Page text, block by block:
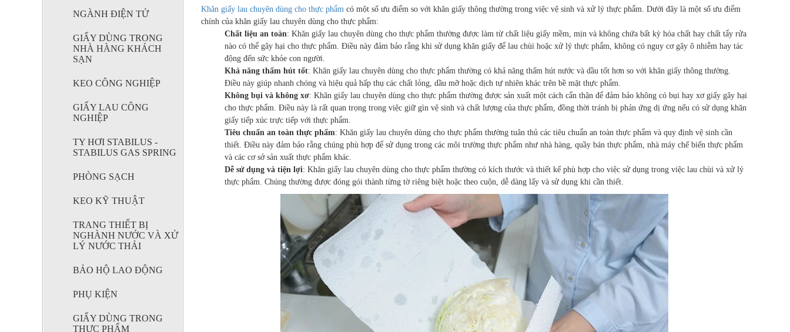
NGHÀNH NƯỚC
THẢI
TRONG THỰC
PHẨM
THỰC PHẨM
NGHIỆP
NGÀNH ĐIỆN TỬ
GIẤY DÙNG TRONG
NHÀ HÀNG KHÁCH
SẠN
KEO CÔNG NGHIỆP
GIẤY LAU CÔNG
NGHIỆP
TY HƠI STABILUS -
STABILUS GAS SPRING
PHÒNG SẠCH
KEO KỸ THUẬT
TRANG THIẾT BỊ
NGHÀNH NƯỚC VÀ XỬ
LÝ NƯỚC THẢI
BẢO HỘ LAO ĐỘNG
PHỤ KIỆN
GIẤY DÙNG TRONG
THỰC PHẨM
Khăn giấy lau chuyên dùng cho thực phẩm có một số ưu điểm so với khăn giấy thông thường trong việc vệ sinh và xử lý thực phẩm. Dưới đây là một số ưu điểm
chính của khăn giấy lau chuyên dùng cho thực phẩm:
Chất liệu an toàn: Khăn giấy lau chuyên dùng cho thực phẩm thường được làm từ chất liệu giấy mềm, mịn và không chứa bất kỳ hóa chất hay chất tẩy rửa
nào có thể gây hại cho thực phẩm. Điều này đảm bảo rằng khi sử dụng khăn giấy để lau chùi hoặc xử lý thực phẩm, không có nguy cơ gây ô nhiễm hay tác
động đến sức khỏe con người.
Khả năng thấm hút tốt: Khăn giấy lau chuyên dùng cho thực phẩm thường có khả năng thấm hút nước và dầu tốt hơn so với khăn giấy thông thường.
Điều này giúp nhanh chóng và hiệu quả hấp thụ các chất lỏng, dầu mỡ hoặc dịch tự nhiên khác trên bề mặt thực phẩm.
Không bụi và không xơ: Khăn giấy lau chuyên dùng cho thực phẩm thường được sản xuất một cách cẩn thận để đảm bảo không có bụi hay xơ giấy gây hại
cho thực phẩm. Điều này là rất quan trọng trong việc giữ gìn vệ sinh và chất lượng của thực phẩm, đồng thời tránh bị phản ứng dị ứng nếu có sử dụng khăn
giấy tiếp xúc trực tiếp với thực phẩm.
Tiêu chuẩn an toàn thực phẩm: Khăn giấy lau chuyên dùng cho thực phẩm thường tuân thủ các tiêu chuẩn an toàn thực phẩm và quy định vệ sinh cần
thiết. Điều này đảm bảo rằng chúng phù hợp để sử dụng trong các môi trường thực phẩm như nhà hàng, quầy bán thực phẩm, nhà máy chế biến thực phẩm
và các cơ sở sản xuất thực phẩm khác.
Dễ sử dụng và tiện lợi: Khăn giấy lau chuyên dùng cho thực phẩm thường có kích thước và thiết kế phù hợp cho việc sử dụng trong việc lau chùi và xử lý
thực phẩm. Chúng thường được đóng gói thành từng tờ riêng biệt hoặc theo cuộn, dễ dàng lấy và sử dụng khi cần thiết.